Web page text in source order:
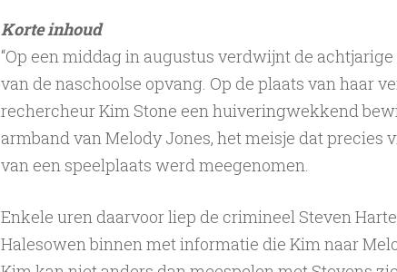
Korte inhoud
“Op een middag in augustus verdwijnt de
van de naschoolse opvang. Op de plaats van haar
rechercheur Kim Stone een huiveringwekkend
armband van Melody Jones, het meisje dat precies
van een speelplaats werd meegenomen.
Enkele uren daarvoor liep de crimineel Steven
Halesowen binnen met informatie die Kim naar